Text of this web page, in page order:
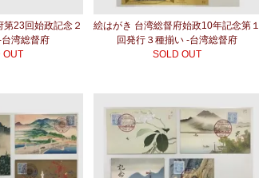
23回始政記念２
湾総督府
OUT
絵はがき 台湾総督府始政10年記念第１
回発行３種揃い -台湾総督府
SOLD OUT